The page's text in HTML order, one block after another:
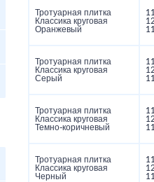
Тротуарная плитка
Классика круговая
Оранжевый
Тротуарная плитка
Классика круговая
Серый
Тротуарная плитка
Классика круговая
Темно-коричневый
Тротуарная плитка
Классика круговая
Черный